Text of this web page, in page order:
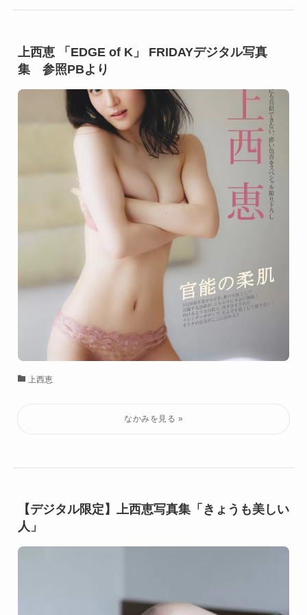
上西恵 「EDGE of K」 FRIDAYデジタル写真
集 参照PBより
上西恵
【デジタル限定】上西恵写真集「きょうも美しい
人」